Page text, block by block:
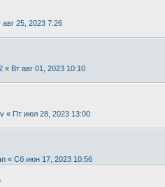
авг 25, 2023 7:26
« Вт авг 01, 2023 10:10
« Пт июл 28, 2023 13:00
« Сб июн 17, 2023 10:56